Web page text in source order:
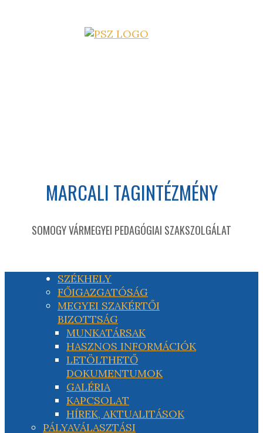
MARCALI TAGINTÉZMÉNY
SOMOGY VÁRMEGYEI PEDAGÓGIAI SZAKSZOLGÁLAT
SZÉKHELY
FŐIGAZGATÓSÁG
MEGYEI SZAKÉRTŐI
BIZOTTSÁG
MUNKATÁRSAK
HASZNOS INFORMÁCIÓK
LETÖLTHETŐ
DOKUMENTUMOK
GALÉRIA
KAPCSOLAT
HÍREK, AKTUALITÁSOK
PÁLYAVÁLASZTÁSI